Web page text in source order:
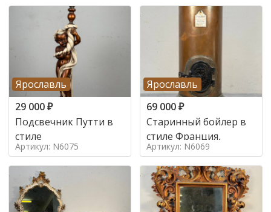
Ярославль
29 000₽
Подсвечник Путти в
стиле
Артикул: N6075
Ярославль
69 000₽
Старинный бойлер в
стиле Франция,
Артикул: N6069